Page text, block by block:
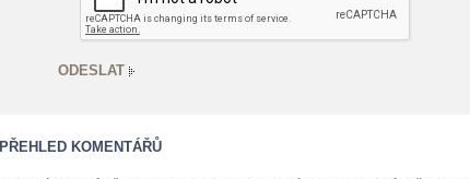
PŘEHLED KOMENTÁŘŮ